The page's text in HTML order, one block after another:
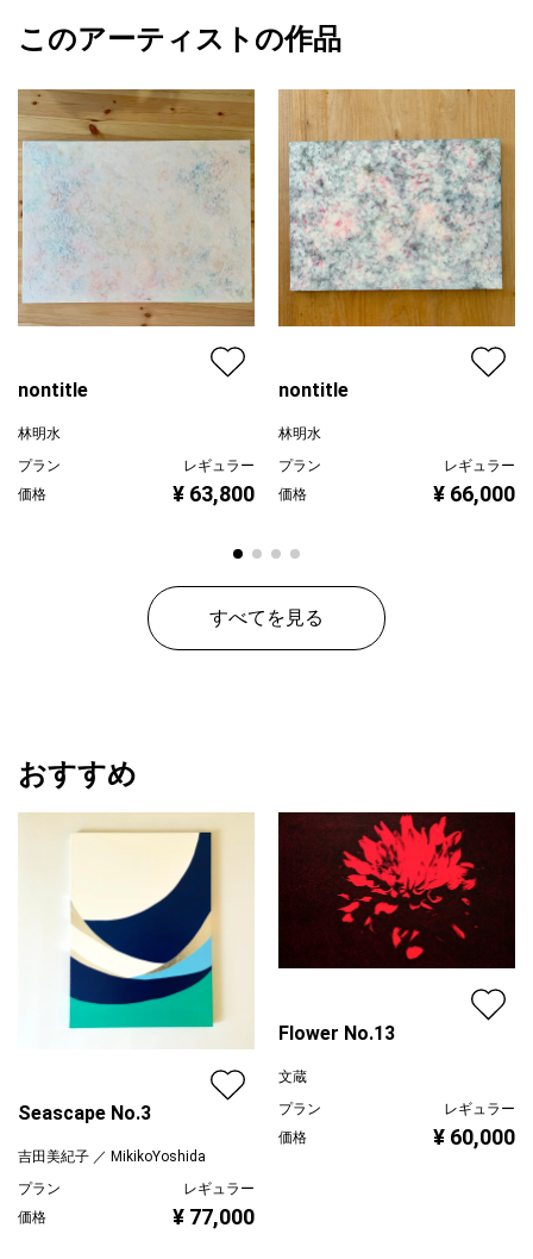
カラー
赤
ジャンル
抽象画
配送目安
二週間以内
林明水
このアーティストの作品
nontitle
林明水
プラン
レギュラー
価格
¥ 63,800
nontitle
林明水
プラン
レギュラー
価格
¥ 66,000
すべてを見る
おすすめ
Seascape No.3
吉田美紀子 ／ MikikoYoshida
プラン
レギュラー
価格
¥ 77,000
Flower No.13
文蔵
プラン
レギュラー
価格
¥ 60,000